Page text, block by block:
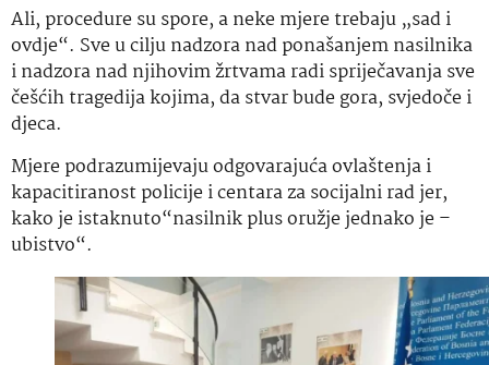
Ali, procedure su spore, a neke mjere trebaju „sad i
ovdje“. Sve u cilju nadzora nad ponašanjem nasilnika
i nadzora nad njihovim žrtvama radi spriječavanja sve
češćih tragedija kojima, da stvar bude gora, svjedoče i
djeca.
Mjere podrazumijevaju odgovarajuća ovlaštenja i
kapacitiranost policije i centara za socijalni rad jer,
kako je istaknuto“nasilnik plus oružje jednako je –
ubistvo“.